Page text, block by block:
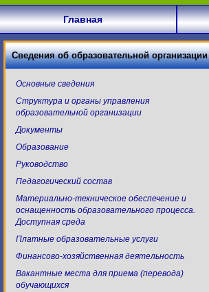
Главная
Сведения об образовательной организации
Основные сведения
Структура и органы управления
образовательной организации
Документы
Образование
Руководство
Педагогический состав
Материально-техническое обеспечение и
оснащенность образовательного процесса.
Доступная среда
Платные образовательные услуги
Финансово-хозяйственная деятельность
Вакантные места для приема (перевода)
обучающихся